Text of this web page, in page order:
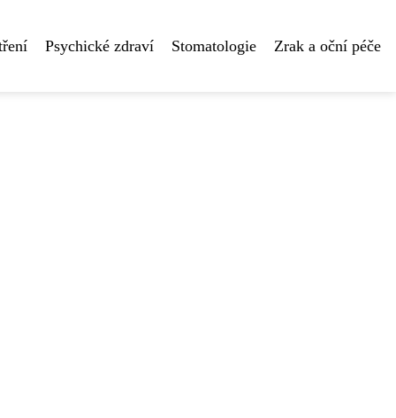
Psychické zdraví Stomatologie Zrak a oční péče